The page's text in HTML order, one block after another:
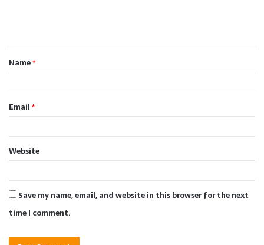
t
*Name*
Email*
Website
Save my name, email, and website in this browser for the next
time I comment.